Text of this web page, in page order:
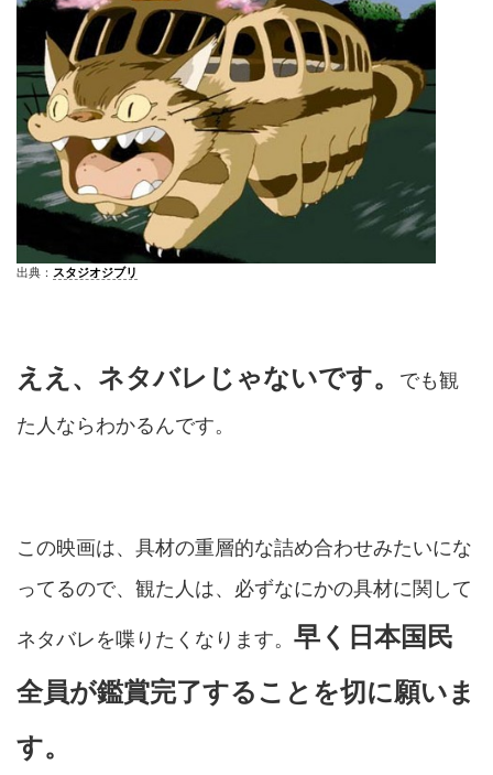
出典： スタジオジブリ
ええ、ネタバレじゃないです。 でも観
た人ならわかるんです。
この映画は、具材の重層的な詰め合わせみたいにな
ってるので、観た人は、必ずなにかの具材に関して
ネタバレを喋りたくなります。 早く日本国民
全員が鑑賞完了することを切に願いま
す。